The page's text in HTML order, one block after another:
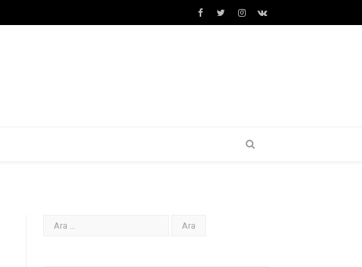
Facebook
Twitterİnstagram+
VK